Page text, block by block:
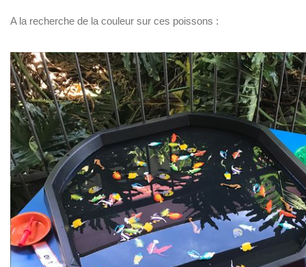
A la recherche de la couleur sur ces poissons :